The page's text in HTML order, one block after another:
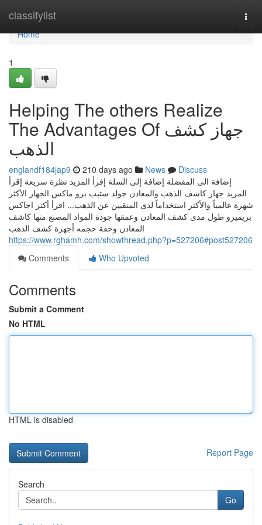
classifylist
Home
Home
1
Helping The others Realize
The Advantages Of جهاز كشف
الذهب
englandf184jap9 210 days ago News
Discuss
إضافة الى المفضلة إضافة إلى السلة إقرأ المزيد نظرة سريعة إقرأ
المزيد جهاز كاشف الذهب والمعادن جولد ستيب برو ماكس الجهاز الأكثر
شهرة عالمياً والأكثر استخداماً لدى المنقبين عن الذهب... اقرأ أكثر اجاكس
بريميرو طول مدى كشف المعادن وعمقها جودة المواد المصنع منها كاشف
المعادن وخفة حجمه أجهزة كشف الذهب
https://www.rghamh.com/showthread.php?p=527206#post527206
Comments
Who Upvoted
Comments
Submit a Comment
No HTML
HTML is disabled
Report Page
Search
Go